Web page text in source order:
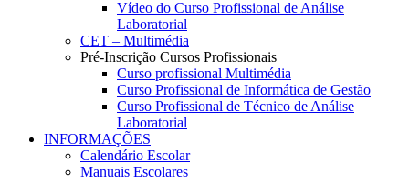
Vídeo do Curso Profissional de Análise
Laboratorial
CET – Multimédia
Pré-Inscrição Cursos Profissionais
Curso profissional Multimédia
Curso Profissional de Informática de Gestão
Curso Profissional de Técnico de Análise
Laboratorial
INFORMAÇÕES
Calendário Escolar
Manuais Escolares